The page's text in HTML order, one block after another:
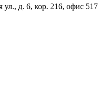
ул., д. 6, кор. 216, офис 517